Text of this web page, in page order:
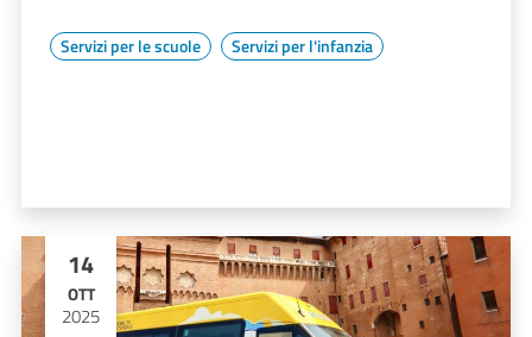
Servizi per le scuole Servizi per l'infanzia
14
OTT
2025